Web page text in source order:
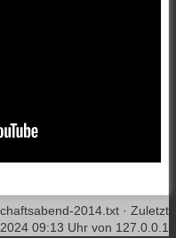
2014.txt · Zuletzt
09:13 Uhr von 127.0.0.1